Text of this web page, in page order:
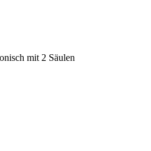
mit 2 Säulen